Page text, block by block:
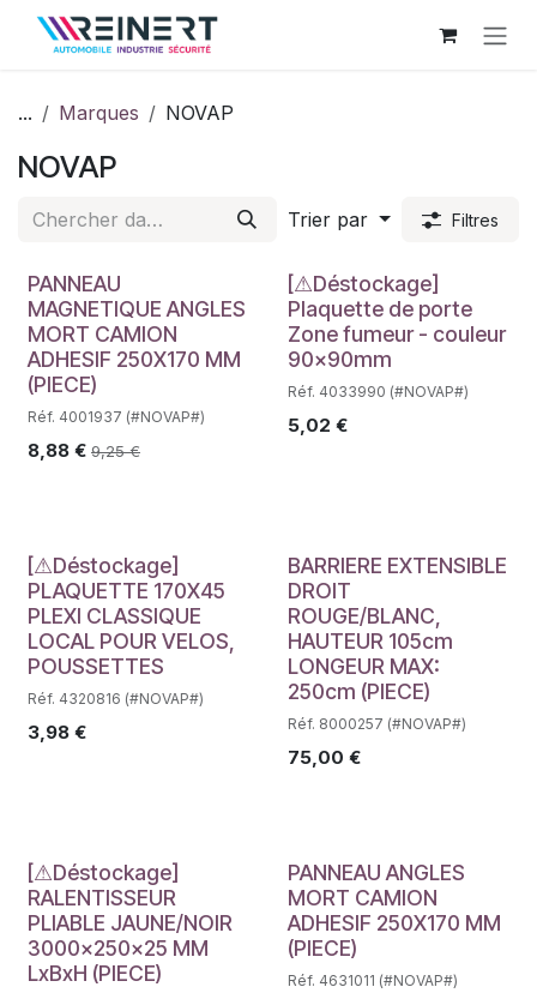
Se rendre au contenu
... Marques NOVAP
NOVAP
Trier par Filtres
PANNEAU
MAGNETIQUE ANGLES
MORT CAMION
ADHESIF 250X170 MM
(PIECE)
Réf. 4001937 (#NOVAP#)
8,88 € 9,25€
Déstockage
[⚠Déstockage]
Plaquette de porte
Zone fumeur - couleur
90x90mm
Réf. 4033990 (#NOVAP#)
5,02 €
Déstockage
[⚠Déstockage]
PLAQUETTE 170X45
PLEXI CLASSIQUE
LOCAL POUR VELOS,
POUSSETTES
Réf. 4320816 (#NOVAP#)
3,98 €
BARRIERE EXTENSIBLE
DROIT
ROUGE/BLANC,
HAUTEUR 105cm
LONGEUR MAX:
250cm (PIECE)
Réf. 8000257 (#NOVAP#)
75,00 €
Déstockage
[⚠Déstockage]
RALENTISSEUR
PLIABLE JAUNE/NOIR
3000x250x25 MM
LxBxH (PIECE)
PANNEAU ANGLES
MORT CAMION
ADHESIF 250X170 MM
(PIECE)
Réf. 4631011 (#NOVAP#)